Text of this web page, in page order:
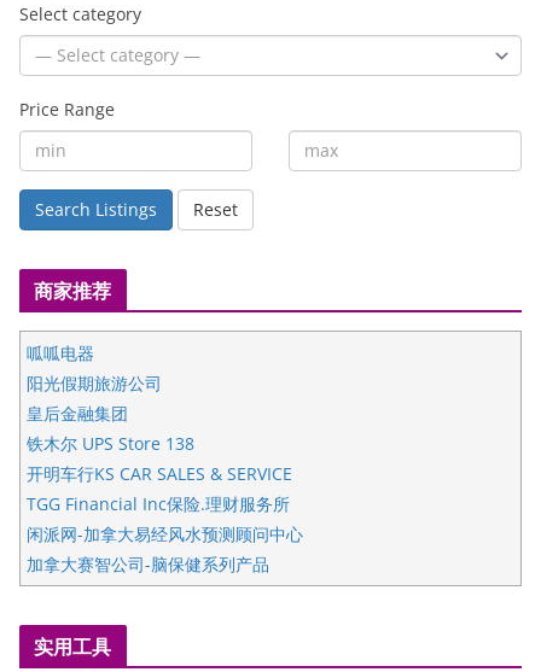
Select category
Price Range
Search Listings Reset
商家推荐
呱呱电器
阳光假期旅游公司
皇后金融集团
铁木尔 UPS Store 138
开明车行KS CAR SALES & SERVICE
TGG Financial Inc保险.理财服务所
闲派网-加拿大易经风水预测顾问中心
加拿大赛智公司-脑保健系列产品
五星国艺拍卖及评估公司
国际注册执业营养师公会
爱德华连锁酒店万锦分店
实用工具